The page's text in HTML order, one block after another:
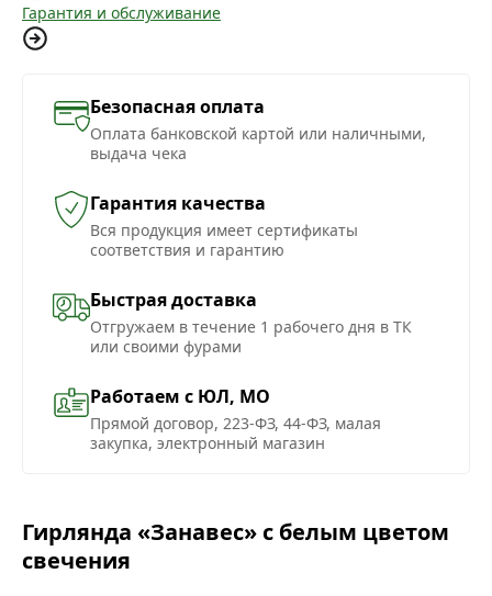
Гарантия и обслуживание
Безопасная оплата
Оплата банковской картой или наличными,
выдача чека
Гарантия качества
Вся продукция имеет сертификаты
соответствия и гарантию
Быстрая доставка
Отгружаем в течение 1 рабочего дня в ТК
или своими фурами
Работаем с ЮЛ, МО
Прямой договор, 223-ФЗ, 44-ФЗ, малая
закупка, электронный магазин
Гирлянда «Занавес» с белым цветом
свечения